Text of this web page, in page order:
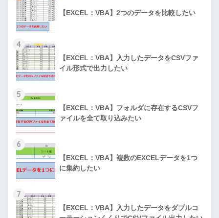
【EXCEL：VBA】2つのデータを比較したい
4
【EXCEL：VBA】入力したデータをCSVファ
イル形式で出力したい
5
【EXCEL：VBA】フォルダに存在するCSVフ
ァイルを全て取り込みたい
6
【EXCEL：VBA】複数のEXCELデータを1つ
に集約したい
7
【EXCEL：VBA】入力したデータをダブルコ